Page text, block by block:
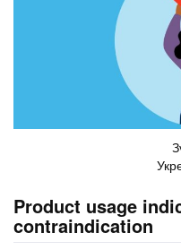
Product usage
contraindication